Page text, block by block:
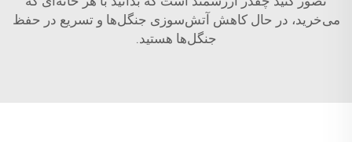
می‌خرید، در حال کاهش آتش‌سوزی جنگل‌ها و تسریع در حفظ
جنگل‌ها هستید.